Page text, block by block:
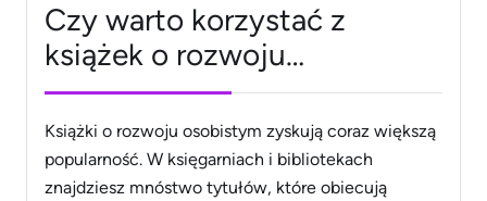
Czy warto korzystać z
książek o rozwoju
osobistym? Wyjaśniamy
Książki o rozwoju osobistym zyskują coraz większą
popularność. W księgarniach i bibliotekach
znajdziesz mnóstwo tytułów, które obiecują